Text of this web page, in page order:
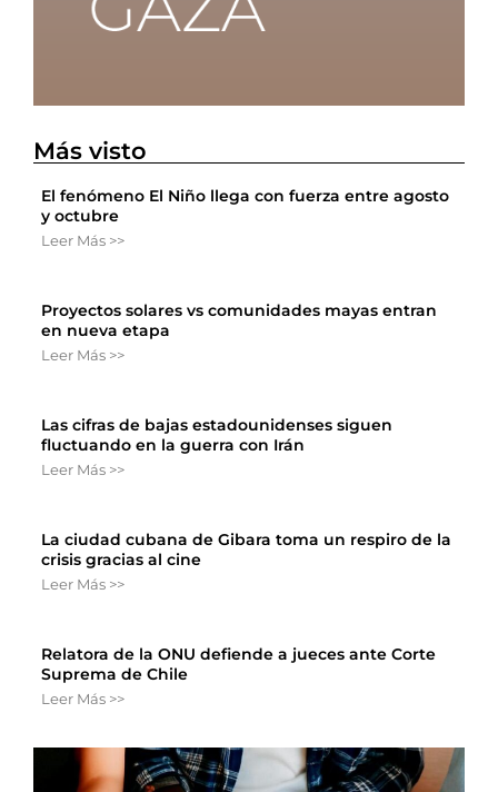
Más visto
El fenómeno El Niño llega con fuerza entre agosto
y octubre
Leer Más >>
Proyectos solares vs comunidades mayas entran
en nueva etapa
Leer Más >>
Las cifras de bajas estadounidenses siguen
fluctuando en la guerra con Irán
Leer Más >>
La ciudad cubana de Gibara toma un respiro de la
crisis gracias al cine
Leer Más >>
Relatora de la ONU defiende a jueces ante Corte
Suprema de Chile
Leer Más >>